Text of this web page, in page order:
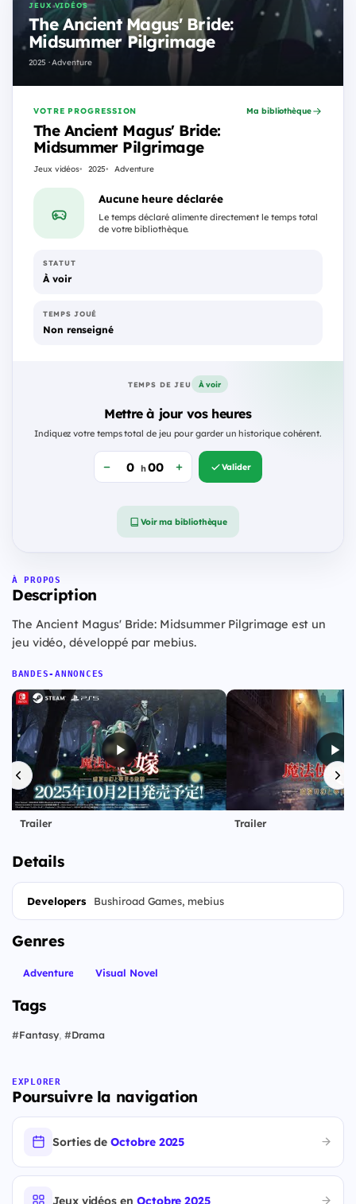
JEUX VIDÉOS
The Ancient Magus' Bride:
Midsummer Pilgrimage
2025 · Adventure
VOTRE PROGRESSION
The Ancient Magus' Bride:
Midsummer Pilgrimage
Jeux vidéos 2025 Adventure
Ma bibliothèque
Aucune heure déclarée
Le temps déclaré alimente directement le temps total
de votre bibliothèque.
STATUT
À voir
TEMPS JOUÉ
Non renseigné
TEMPS DE JEU À voir
Mettre à jour vos heures
Indiquez votre temps total de jeu pour garder un historique cohérent.
h Valider
Voir ma bibliothèque
À PROPOS
Description
The Ancient Magus' Bride: Midsummer Pilgrimage est un
jeu vidéo, développé par mebius.
BANDES-ANNONCES
Trailer Trailer
Details
Developers Bushiroad Games, mebius
Genres
Adventure Visual Novel
Tags
#Fantasy, #Drama
EXPLORER
Poursuivre la navigation
Sorties deOctobre 2025
Jeux vidéos en Octobre 2025